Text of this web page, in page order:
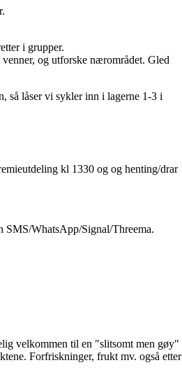
i grupper.
og utforske nærområdet. Gled
så låser vi sykler inn i lagerne 1-3 i
kl 1330 og og henting/drar
SMS/WhatsApp/Signal/Threema.
velkommen til en "slitsomt men gøy"
Forfriskninger, frukt mv. også etter